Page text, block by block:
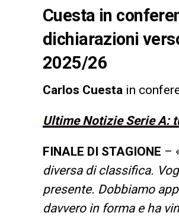
Cuesta in
dichiarazioni
2025/26
Carlos Cuesta in
Ultime Notizie Serie A:
FINALE DI STAGIONE –
diversa di classifica.
presente. Dobbiamo
davvero in forma e ha